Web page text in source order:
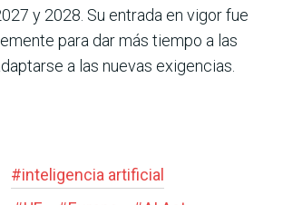
y 2028. Su entrada en vigor fue
para dar más tiempo a las
a las nuevas exigencias.
#inteligencia artificial